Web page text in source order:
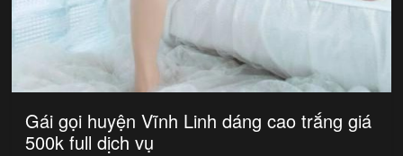
Gái gọi huyện Vĩnh Linh dáng cao trắng giá
500k full dịch vụ